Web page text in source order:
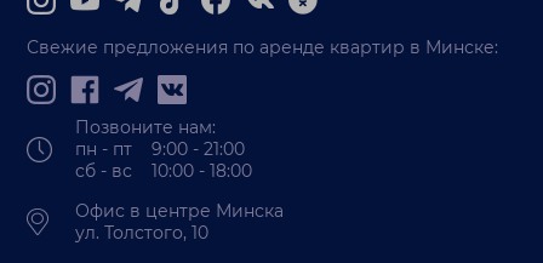
Свежие предложения по аренде квартир в Минске:
Позвоните нам:
пн - пт 9:00 - 21:00
сб - вс 10:00 - 18:00
Офис в центре Минска
ул. Толстого, 10